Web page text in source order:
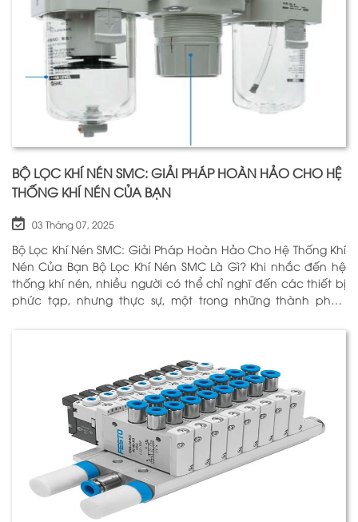
BỘ LỌC KHÍ NÉN SMC: GIẢI PHÁP HOÀN HẢO CHO HỆ
THỐNG KHÍ NÉN CỦA BẠN
03 Tháng 07, 2025
Bộ Lọc Khí Nén SMC: Giải Pháp Hoàn Hảo Cho Hệ Thống Khí
Nén Của Bạn Bộ Lọc Khí Nén SMC Là Gì? Khi nhắc đến hệ
thống khí nén, nhiều người có thể chỉ nghĩ đến các thiết bị
phức tạp, nhưng thực sự, một trong những thành phần